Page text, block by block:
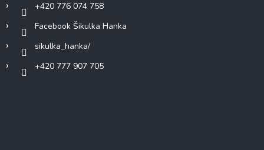
+420 776 074 758
Facebook Šikulka Hanka
sikulka_hanka/
+420 777 907 705